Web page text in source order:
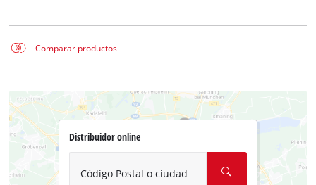
Comparar productos
Distribuidor online
Código Postal o ciudad